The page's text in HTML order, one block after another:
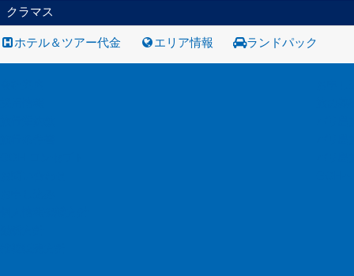
クラマス
ホテル＆ツアー代金 エリア情報 ランドパック